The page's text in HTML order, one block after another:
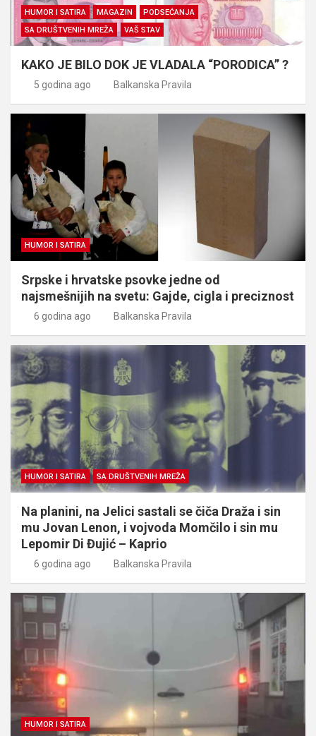
HUMOR I SATIRA MAGAZIN
PODSEĆANJA
SA DRUŠTVENIH MREŽA
VAŠ STAV
KAKO JE BILO DOK JE VLADALA “PORODICA” ?
5 godina ago Balkanska Pravila
HUMOR I SATIRA
Srpske i hrvatske psovke jedne od
najsmešnijih na svetu: Gajde, cigla i preciznost
6 godina ago Balkanska Pravila
HUMOR I SATIRA SA DRUŠTVENIH MREŽA
Na planini, na Jelici sastali se čiča Draža i sin
mu Jovan Lenon, i vojvoda Momčilo i sin mu
Lepomir Di Đujić – Kaprio
6 godina ago Balkanska Pravila
HUMOR I SATIRA